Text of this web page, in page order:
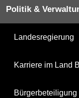
Politik &
Landesregierung
Karriere im Land
Bürgerbeteiligung